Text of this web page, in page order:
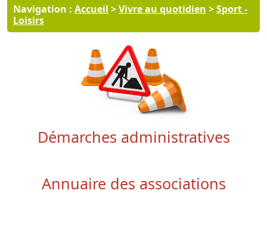
Navigation : Accueil >Vivre au quotidien >Sport -
Loisirs
Démarches administratives
Annuaire des associations